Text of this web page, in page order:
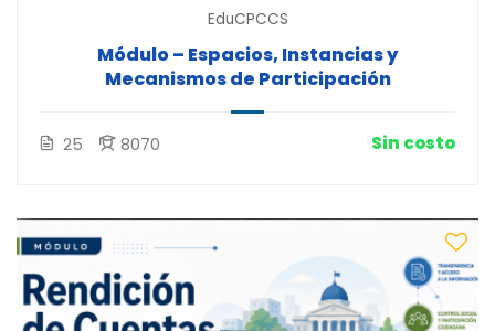
EduCPCCS
Módulo – Espacios, Instancias y
Mecanismos de Participación
25 8070 Sin costo